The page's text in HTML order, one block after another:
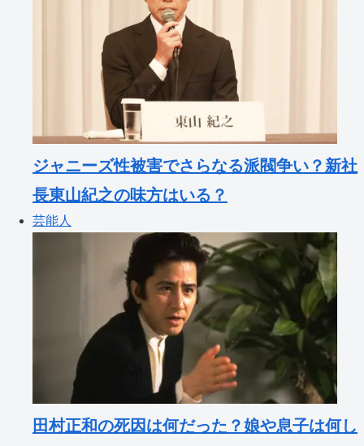
ジャニーズ性被害でさらなる派閥争い？新社
長東山紀之の味方はいる？
芸能人
田村正和の死因は何だった？娘や息子は何し